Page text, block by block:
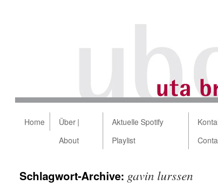
Home
Über |
About
Aktuelle Spotify
Playlist
Schlagwort-Archive: gavin lurssen